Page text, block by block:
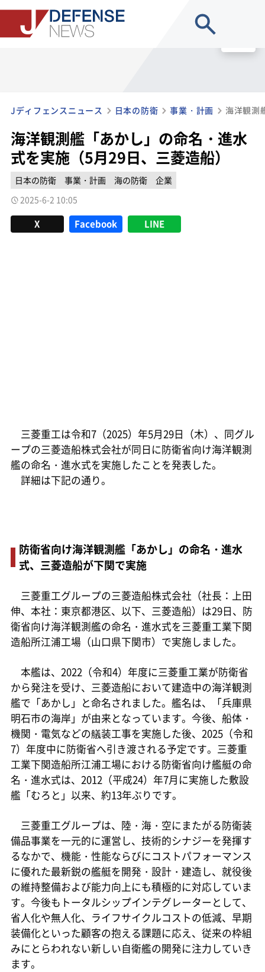
Jディフェンスニュース 日本の防衛 事業・計画
海洋観測艦「あかし」の命名・進水
式を実施（5月29日、三菱造船）
日本の防衛 事業・計画 海の防衛
企業
2025-6-2 10:05
X Facebook LINE
三菱重工は令和7（2025）年5月29日（木）、同グル
ープの三菱造船株式会社が同日に防衛省向け海洋観測
艦の命名・進水式を実施したことを発表した。
詳細は下記の通り。
防衛省向け海洋観測艦「あかし」の命名・進水
式、三菱造船が下関で実施
三菱重工グループの三菱造船株式会社（社長：上田
伸、本社：東京都港区、以下、三菱造船）は29日、防
衛省向け海洋観測艦の命名・進水式を三菱重工業下関
造船所江浦工場（山口県下関市）で実施しました。
本艦は、2022（令和4）年度に三菱重工業が防衛省
から発注を受け、三菱造船において建造中の海洋観測
艦で「あかし」と命名されました。艦名は、「兵庫県
明石市の海岸」が由来となっています。今後、船体・
機関・電気などの艤装工事を実施した後、2025（令和
7）年度中に防衛省へ引き渡される予定です。三菱重
工業下関造船所江浦工場における防衛省向け艦艇の命
名・進水式は、2012（平成24）年7月に実施した敷設
艦「むろと」以来、約13年ぶりです。
三菱重工グループは、陸・海・空にまたがる防衛装
備品事業を一元的に運営し、技術的シナジーを発揮す
るなかで、機能・性能ならびにコストパフォーマンス
に優れた最新鋭の艦艇を開発・設計・建造し、就役後
の維持整備および能力向上にも積極的に対応していま
す。今後もトータルシップインテグレーターとして、
省人化や無人化、ライフサイクルコストの低減、早期
装備化といった顧客の抱える課題に応え、従来の枠組
みにとらわれない新しい自衛艦の開発に注力していき
ます。